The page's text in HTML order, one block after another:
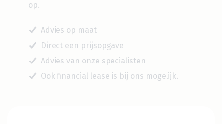
op.
Advies op maat
Direct een prijsopgave
Advies van onze specialisten
Ook financial lease is bij ons mogelijk.